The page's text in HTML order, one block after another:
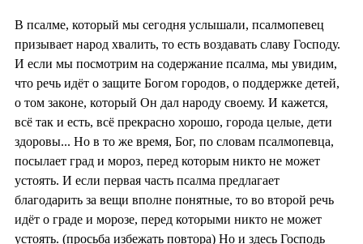
В псалме, который мы сегодня услышали, псалмопевец
призывает народ хвалить, то есть воздавать славу Господу.
И если мы посмотрим на содержание псалма, мы увидим,
что речь идёт о защите Богом городов, о поддержке детей,
о том законе, который Он дал народу своему. И кажется,
всё так и есть, всё прекрасно хорошо, города целые, дети
здоровы... Но в то же время, Бог, по словам псалмопевца,
посылает град и мороз, перед которым никто не может
устоять. И если первая часть псалма предлагает
благодарить за вещи вполне понятные, то во второй речь
идёт о граде и морозе, перед которыми никто не может
устоять. (просьба избежать повтора) Но и здесь Господь